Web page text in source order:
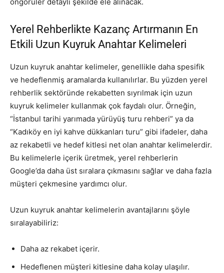
Yerel Rehberlikte Kazanç Artırmanın En
Etkili Uzun Kuyruk Anahtar Kelimeleri
Uzun kuyruk anahtar kelimeler, genellikle daha spesifik
ve hedeflenmiş aramalarda kullanılırlar. Bu yüzden yerel
rehberlik sektöründe rekabetten sıyrılmak için uzun
kuyruk kelimeler kullanmak çok faydalı olur. Örneğin,
“İstanbul tarihi yarımada yürüyüş turu rehberi” ya da
“Kadıköy en iyi kahve dükkanları turu” gibi ifadeler, daha
az rekabetli ve hedef kitlesi net olan anahtar kelimelerdir.
Bu kelimelerle içerik üretmek, yerel rehberlerin
Google’da daha üst sıralara çıkmasını sağlar ve daha fazla
müşteri çekmesine yardımcı olur.
Uzun kuyruk anahtar kelimelerin avantajlarını şöyle
sıralayabiliriz:
Daha az rekabet içerir.
Hedeflenen müşteri kitlesine daha kolay ulaşılır.